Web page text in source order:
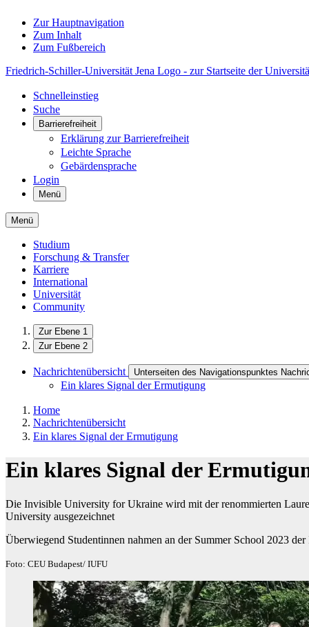
Zur Hauptnavigation
Zum Inhalt
Zum Fußbereich
Friedrich-Schiller-Universität Jena Logo - zur Startseite der
Schnelleinstieg
Suche
Barrierefreiheit
Erklärung zur Barrierefreiheit
Leichte Sprache
Gebärdensprache
Login
Menü
Menü
Studium
Forschung & Transfer
Karriere
International
Universität
Community
Zur Ebene 1
Zur Ebene 2
Nachrichtenübersicht Unterseiten des Navigationspunktes
Ein klares Signal der Ermutigung
Home
Nachrichtenübersicht
Ein klares Signal der Ermutigung
Ein klares Signal der
Die Invisible University for Ukraine wird mit der renommierten
University ausgezeichnet
Überwiegend Studentinnen nahmen an der Summer School 2023
Foto: CEU Budapest/ IUFU